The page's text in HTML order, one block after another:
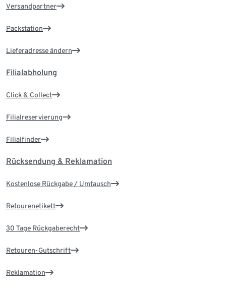
Versandpartner
Packstation
Lieferadresse ändern
Filialabholung
Click & Collect
Filialreservierung
Filialfinder
Rücksendung & Reklamation
Kostenlose Rückgabe / Umtausch
Retourenetikett
30 Tage Rückgaberecht
Retouren-Gutschrift
Reklamation